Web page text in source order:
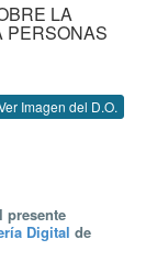
LA
PERSONAS
Imagen del D.O.
presente
Digital de